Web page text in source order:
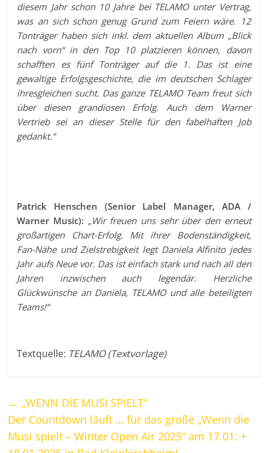
diesem Jahr schon 10 Jahre bei TELAMO unter Vertrag,
was an sich schon genug Grund zum Feiern wäre. 12
Tonträger haben sich inkl. dem aktuellen Album „Blick
nach vorn“ in den Top 10 platzieren können, davon
schafften es fünf Tonträger auf die 1. Das ist eine
gewaltige Erfolgsgeschichte, die im deutschen Schlager
ihresgleichen sucht. Das ganze TELAMO Team freut sich
über diesen grandiosen Erfolg. Auch dem Warner
Vertrieb sei an dieser Stelle für den fabelhaften Job
gedankt.“
Patrick Henschen (Senior Label Manager, ADA /
Warner Music): „Wir freuen uns sehr über den erneut
großartigen Chart-Erfolg. Mit ihrer Bodenständigkeit,
Fan-Nähe und Zielstrebigkeit legt Daniela Alfinito jedes
Jahr aufs Neue vor. Das ist einfach stark und nach all den
Jahren inzwischen auch legendär. Herzliche
Glückwünsche an Daniela, TELAMO und alle beteiligten
Teams!“
Textquelle: TELAMO (Textvorlage)
← „WENN DIE MUSI SPIELT“
Der Countdown läuft … für das große „Wenn die
Musi spielt – Winter Open Air 2025“ am 17.01. +